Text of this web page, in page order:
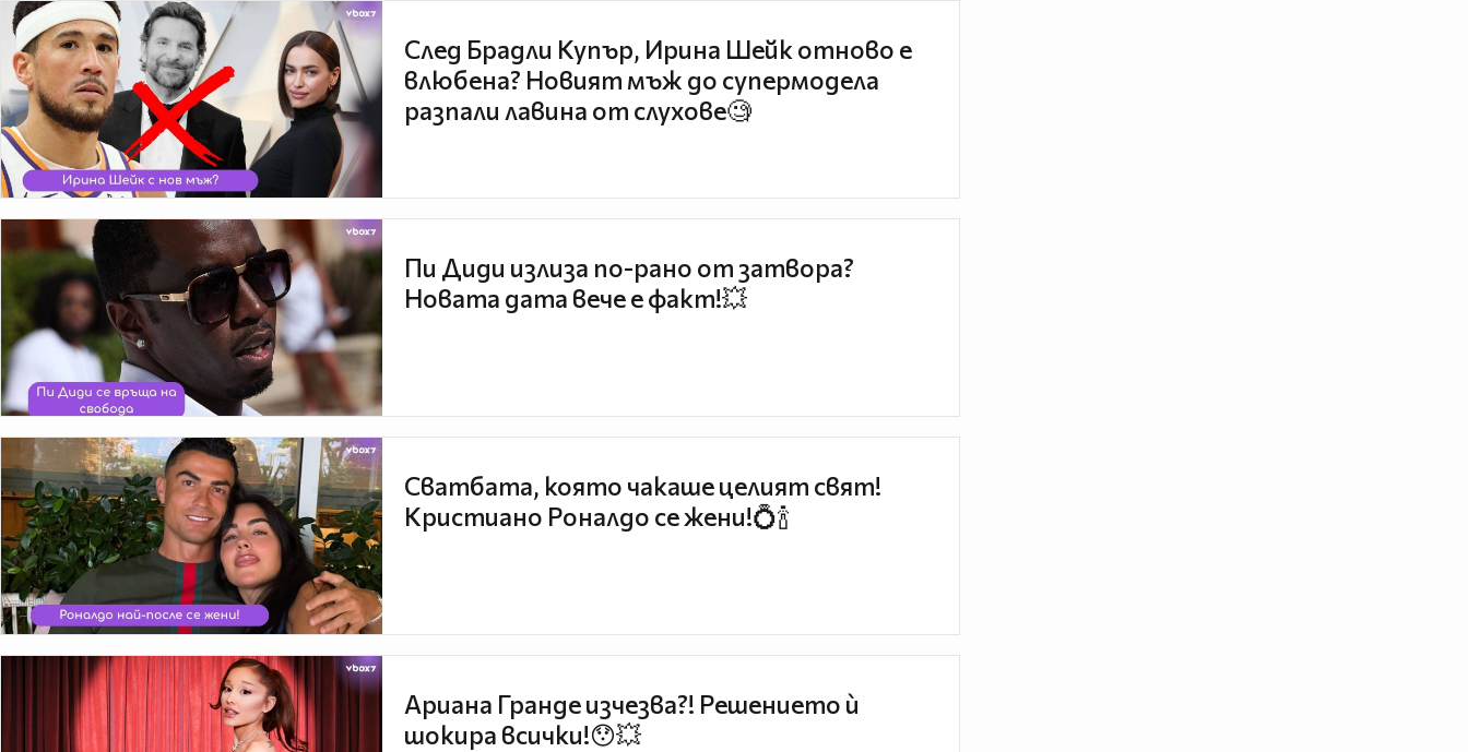
След Брадли Купър, Ирина Шейк отново е
влюбена? Новият мъж до супермодела
разпали лавина от слухове🧐
Пи Диди излиза по-рано от затвора?
Новата дата вече е факт!💥
Сватбата, която чакаше целият свят!
Кристиано Роналдо се жени!💍🍾
Ариана Гранде изчезва?! Решението ѝ
шокира всички!😯💥